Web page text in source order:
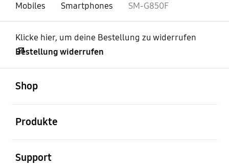
Mobiles
Smartphones SM-G850F
Klicke hier, um deine Bestellung zu widerrufen
Bestellung widerrufen
Shop
Produkte
Support